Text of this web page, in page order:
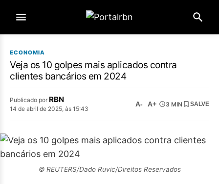
ECONOMIA
Veja os 10 golpes mais aplicados contra
clientes bancários em 2024
Publicado por RBN
14 de abril de 2025, às 15:43
A- A+ 3 MIN SALVE
© REUTERS/Dado Ruvic/Direitos Reservados